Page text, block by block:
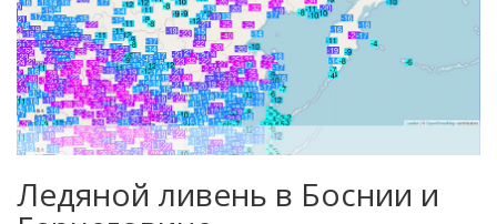
Ледяной ливень в Боснии и